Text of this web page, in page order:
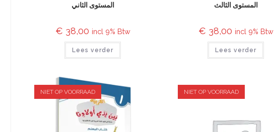
المستوى الثاني
€ 38,00 incl 9% Btw
Lees verder
المستوى الثالث
€ 38,00 incl 9% Btw
Lees verder
NIET OP VOORRAAD NIET OP VOORRAAD